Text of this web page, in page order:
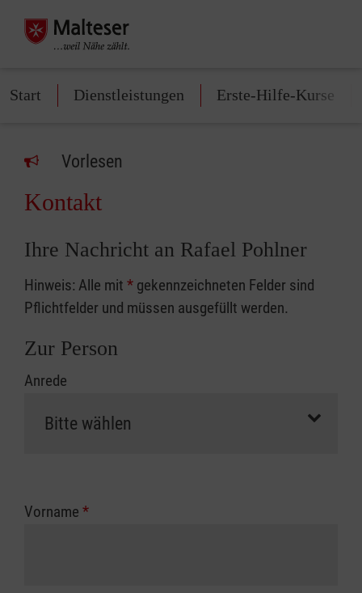
Start Dienstleistungen Erste-Hilfe-Kurse
Vorlesen
Kontakt
Ihre Nachricht an Rafael Pohlner
Hinweis: Alle mit * gekennzeichneten Felder sind
Pflichtfelder und müssen ausgefüllt werden.
Zur Person
Anrede
Vorname *